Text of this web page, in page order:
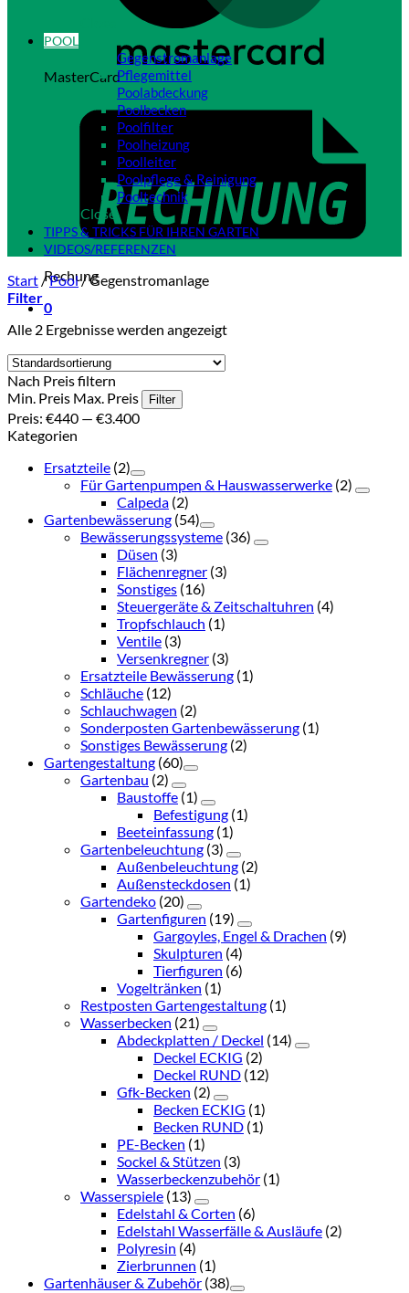
MasterCard
Rechung
0
POOL
Gegenstromanlage
Pflegemittel
Poolabdeckung
Poolbecken
Poolfilter
Poolheizung
Poolleiter
Poolpflege & Reinigung
Pooltechnik
Close
TIPPS & TRICKS FÜR IHREN GARTEN
VIDEOS/REFERENZEN
Start /Pool/Gegenstromanlage
Filter
Alle 2 Ergebnisse werden angezeigt
Nach Preis filtern
Min. Preis Max. Preis Filter
Preis: €440 — €3.400
Kategorien
Ersatzteile (2)
Für Gartenpumpen & Hauswasserwerke (2)
Calpeda (2)
Gartenbewässerung (54)
Bewässerungssysteme (36)
Düsen (3)
Flächenregner (3)
Sonstiges (16)
Steuergeräte & Zeitschaltuhren (4)
Tropfschlauch (1)
Ventile (3)
Versenkregner (3)
Ersatzteile Bewässerung (1)
Schläuche (12)
Schlauchwagen (2)
Sonderposten Gartenbewässerung (1)
Sonstiges Bewässerung (2)
Gartengestaltung (60)
Gartenbau (2)
Baustoffe (1)
Befestigung (1)
Beeteinfassung (1)
Gartenbeleuchtung (3)
Außenbeleuchtung (2)
Außensteckdosen (1)
Gartendeko (20)
Gartenfiguren (19)
Gargoyles, Engel & Drachen (9)
Skulpturen (4)
Tierfiguren (6)
Vogeltränken (1)
Restposten Gartengestaltung (1)
Wasserbecken (21)
Abdeckplatten / Deckel (14)
Deckel ECKIG (2)
Deckel RUND (12)
Gfk-Becken (2)
Becken ECKIG (1)
Becken RUND (1)
PE-Becken (1)
Sockel & Stützen (3)
Wasserbeckenzubehör (1)
Wasserspiele (13)
Edelstahl & Corten (6)
Edelstahl Wasserfälle & Ausläufe (2)
Polyresin (4)
Zierbrunnen (1)
Gartenhäuser & Zubehör (38)